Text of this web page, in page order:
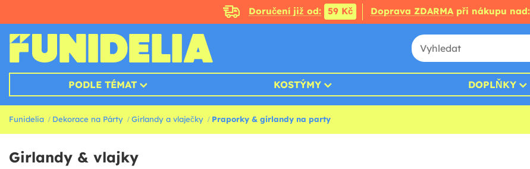
Doručení již od: 59 Kč Doprava ZDARMApři nákupu nad:
PODLE TÉMAT KOSTÝMY DOPLŇKY
Funidelia Dekorace na Párty Girlandy a vlaječky Praporky & girlandy na party
Girlandy & vlajky